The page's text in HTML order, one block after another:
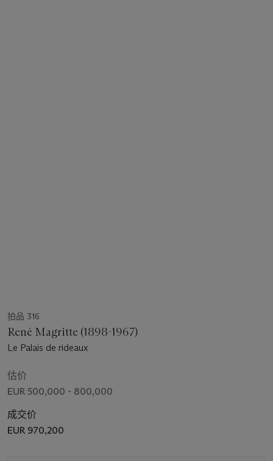
拍品 316
René Magritte (1898-1967)
Le Palais de rideaux
估价
EUR 500,000 - 800,000
成交价
EUR 970,200